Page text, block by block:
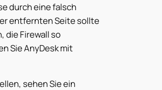
durch eine falsch
entfernten Seite sollte
die Firewall so
Sie AnyDesk mit
sehen Sie ein